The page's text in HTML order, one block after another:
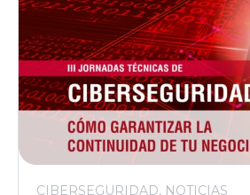
CIBERSEGURIDAD NOTICIAS